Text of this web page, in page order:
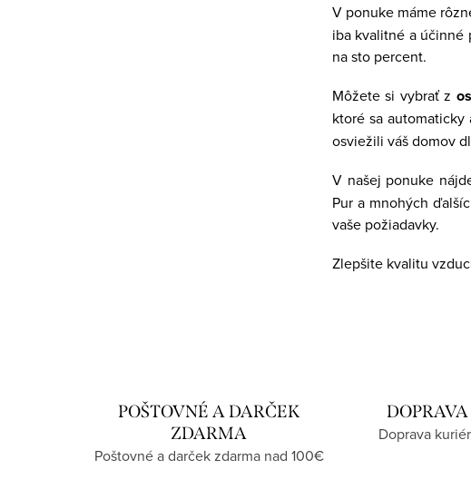
r
v
y
v
ý
p
i
s
a
n
i
e
V ponuke máme
iba kvalitné a účinné
na sto percent.
Môžete si vybrať z
ktoré sa
osviežili váš domov
V našej ponuke
Pur a mnohých
vaše požiadavky.
Zlepšite kvalitu
POŠTOVNÉ A DARČEK
ZDARMA
Poštovné a darček zdarma nad 100€
Doprava